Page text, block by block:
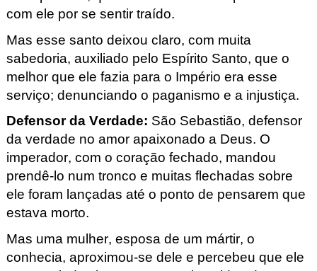
com ele por se sentir traído.
Mas esse santo deixou claro, com muita
sabedoria, auxiliado pelo Espírito Santo, que o
melhor que ele fazia para o Império era esse
serviço; denunciando o paganismo e a injustiça.
Defensor da Verdade: São Sebastião, defensor
da verdade no amor apaixonado a Deus. O
imperador, com o coração fechado, mandou
prendê-lo num tronco e muitas flechadas sobre
ele foram lançadas até o ponto de pensarem que
estava morto.
Mas uma mulher, esposa de um mártir, o
conhecia, aproximou-se dele e percebeu que ele